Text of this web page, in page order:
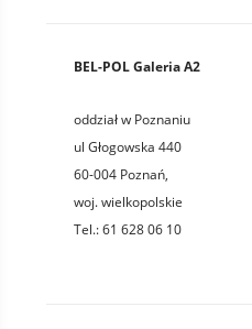
BEL-POL Galeria A2
oddział w Poznaniu
ul Głogowska 440
60-004 Poznań,
woj.wielkopolskie
Tel.:61 628 06 10